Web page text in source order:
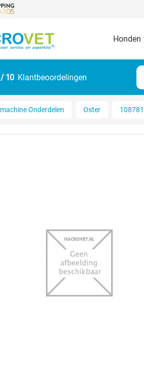
Honden
10 Klantbeoordelingen
Onderdelen Oster